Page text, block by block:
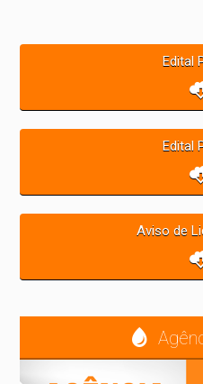
Edital
Edital
Aviso de